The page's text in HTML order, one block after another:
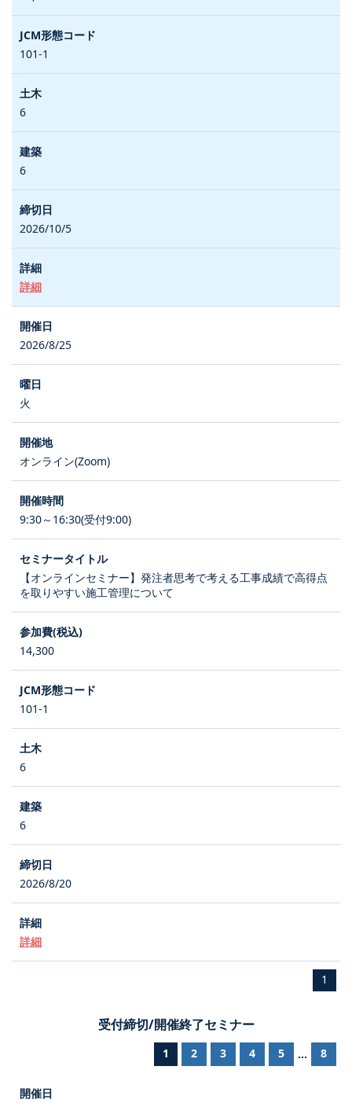
101-1
6
6
2026/10/5
詳細
2026/8/25
火
オンライン(Zoom)
9:30～16:30(受付9:00)
【オンラインセミナー】発注者思考で考える工事成績で高得点
を取りやすい施工管理について
14,300
101-1
6
6
2026/8/20
詳細
1
受付締切/開催終了セミナー
1 2 3 4 5 ... 8